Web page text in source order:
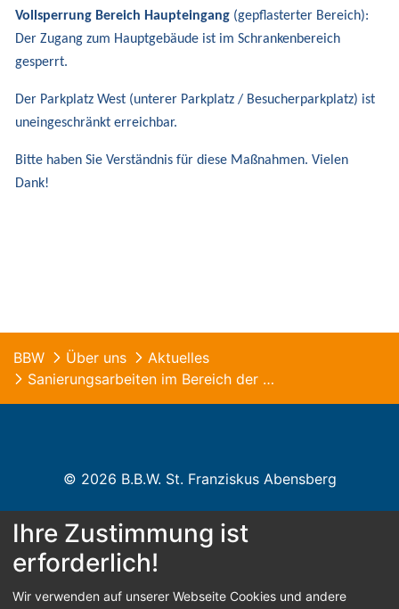
Vollsperrung Bereich Haupteingang (gepflasterter Bereich):
Der Zugang zum Hauptgebäude ist im Schrankenbereich
gesperrt.
Der Parkplatz West (unterer Parkplatz / Besucherparkplatz) ist
uneingeschränkt erreichbar.
Bitte haben Sie Verständnis für diese Maßnahmen. Vielen
Dank!
BBW Über uns
Aktuelles
Sanierungsarbeiten im Bereich der B.B.W. Hauptzufahrt
© 2026 B.B.W. St. Franziskus Abensberg
Home Kontakt Impressum
Datenschutz
Barrierefreiheit
Ihre Zustimmung ist
erforderlich!
Wir verwenden auf unserer Webseite Cookies und andere